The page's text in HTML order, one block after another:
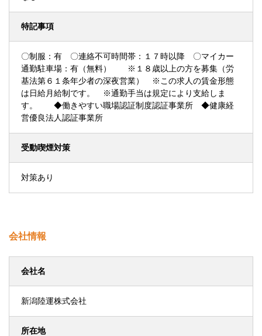
特記事項
〇制服：有 〇連絡不可時間帯：１７時以降 〇マイカー
通勤駐車場：有（無料） ※１８歳以上の方を募集（労
基法第６１条年少者の深夜営業） ※この求人の賃金形態
は日給月給制です。 ※通勤手当は規定により支給しま
す。 ◆働きやすい職場認証制度認証事業所 ◆健康経
営優良法人認証事業所
受動喫煙対策
対策あり
会社情報
会社名
新潟陸運株式会社
所在地